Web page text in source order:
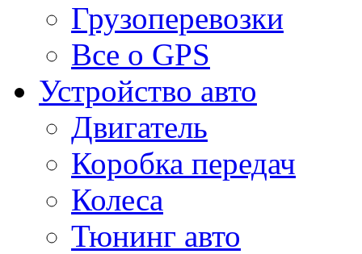
Грузоперевозки
Все о GPS
Устройство авто
Двигатель
Коробка передач
Колеса
Тюнинг авто